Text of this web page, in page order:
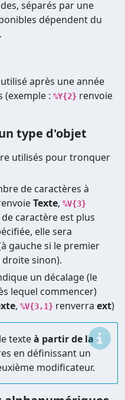
séparés par une
dépendent du
après une année
(exemple : %Y{2} renvoie
type d'objet
utilisés pour tronquer
de caractères à
Texte, %V{3}
de caractère est plus
elle sera
gauche si le premier
sinon).
un décalage (le
lequel commencer)
, %V{3,1} renverra ext)
texteà partir de la
en définissant un
modificateur.